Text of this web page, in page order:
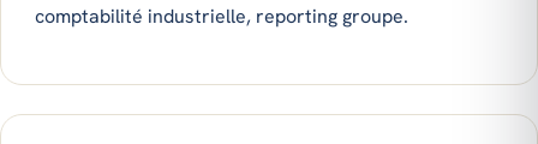
comptabilité industrielle, reporting groupe.